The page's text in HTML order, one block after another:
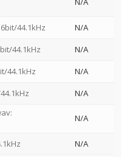
44.1kHz
N/A
44.1kHz
N/A
44.1kHz
N/A
N/A
N/A
N/A